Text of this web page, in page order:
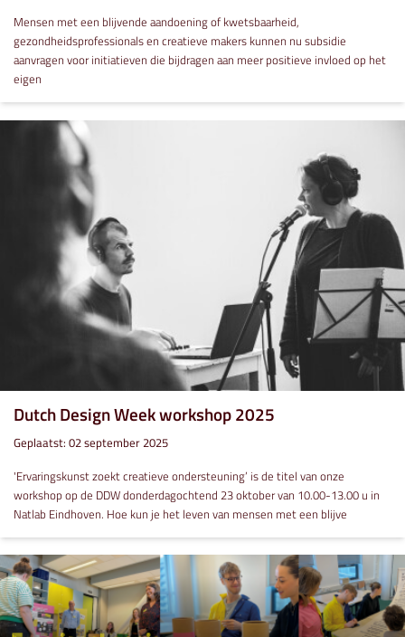
Mensen met een blijvende aandoening of kwetsbaarheid,
gezondheidsprofessionals en creatieve makers kunnen nu subsidie
aanvragen voor initiatieven die bijdragen aan meer positieve invloed op het
eigen
Dutch Design Week workshop 2025
Geplaatst: 02 september 2025
'Ervaringskunst zoekt creatieve ondersteuning’ is de titel van onze
workshop op de DDW donderdagochtend 23 oktober van 10.00-13.00 u in
Natlab Eindhoven. Hoe kun je het leven van mensen met een blijve